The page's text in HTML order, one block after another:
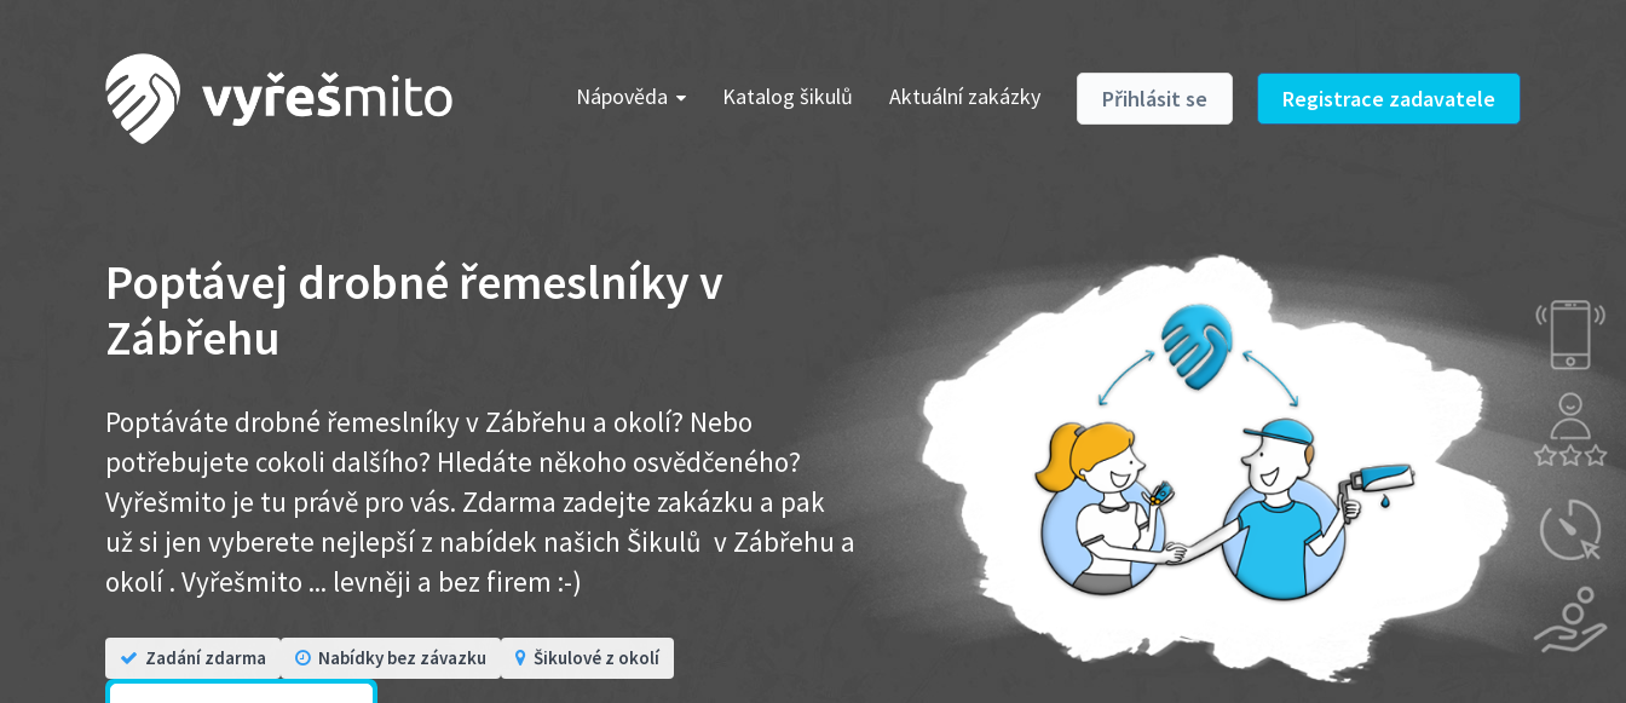
Nápověda Katalog šikulů Aktuální zakázky Přihlásit se Registrace zadavatele
Poptávej drobné řemeslníky v
Zábřehu
Poptáváte drobné řemeslníky v Zábřehu a okolí? Nebo
potřebujete cokoli dalšího? Hledáte někoho osvědčeného?
Vyřešmito je tu právě pro vás. Zdarma zadejte zakázku a pak
už si jen vyberete nejlepší z nabídek našich Šikulů v Zábřehu a
okolí . Vyřešmito ... levněji a bez firem :-)
Zadání zdarma Nabídky bez závazku Šikulové z okolí